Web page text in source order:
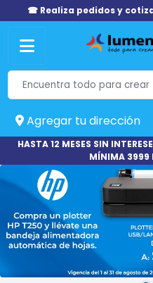
☎ Realiza pedidos y
Agregar tu dirección
HASTA 12 MESES SIN
MÍNIMA 3999